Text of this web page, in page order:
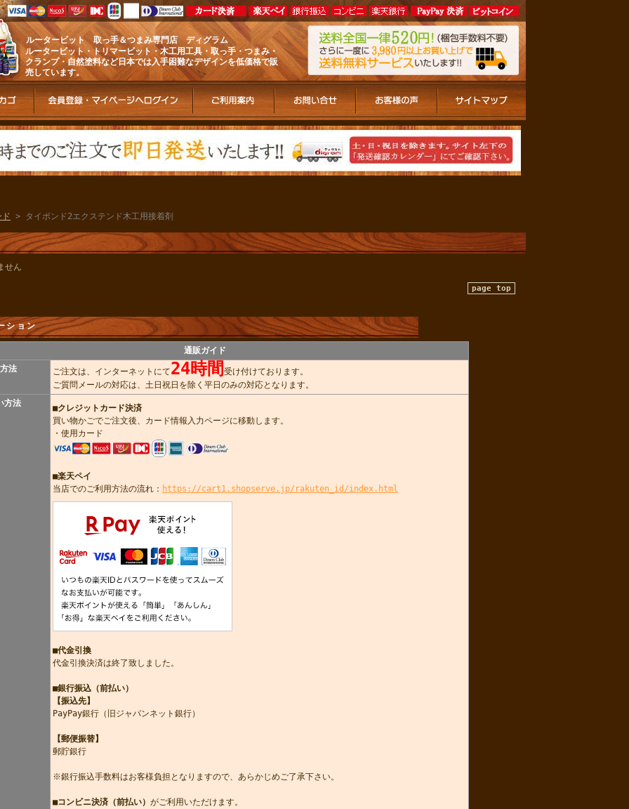
ルータービット 取っ手＆つまみ専門店 ディグラム
ルータービット・トリマービット・木工用工具・取っ手・つまみ・
クランプ・自然塗料など日本では入手困難なデザインを低価格で販
売しています。
ド > タイボンド2エクステンド木工用接着剤
せん
page top
ション
通販ガイド
法
ご注文は、インターネットにて24時間 受け付けております。
ご質問メールの対応は、土日祝日を除く平日のみの対応となります。
方法
■クレジットカード決済
買い物かごでご注文後、カード情報入力ページに移動します。
・使用カード
■楽天ペイ
当店でのご利用方法の流れ： https://cart1.shopserve.jp/rakuten_id/index.html
■代金引換
代金引換決済は終了致しました。
■銀行振込（前払い）
【振込先】
PayPay銀行（旧ジャパンネット銀行）
【郵便振替】
郵貯銀行
※銀行振込手数料はお客様負担となりますので、あらかじめご了承下さい。
■コンビニ決済（前払い） がご利用いただけます。